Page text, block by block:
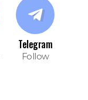
Telegram
Follow